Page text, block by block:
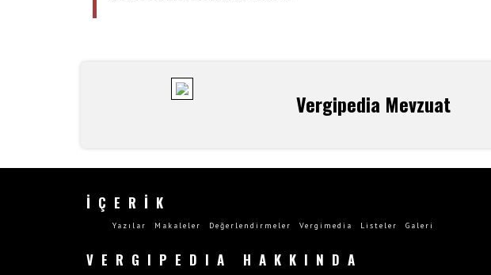
Vergipedia Mevzuat
İÇERİK
Yazılar Makaleler Değerlendirmeler Vergimedia Listeler Galeri
VERGIPEDIA HAKKINDA